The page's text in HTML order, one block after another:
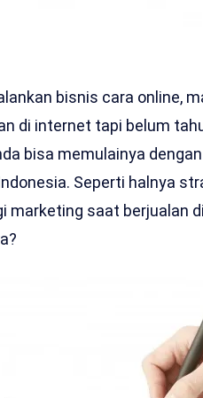
bisnis cara online,
di internet tapi belum
bisa memulainya
Seperti halnya
marketing saat berjualan